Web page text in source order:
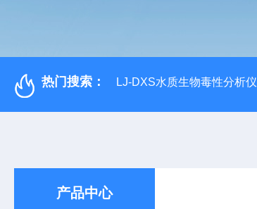
热门搜索： LJ-DXS水质生物毒性分析仪
产品中心